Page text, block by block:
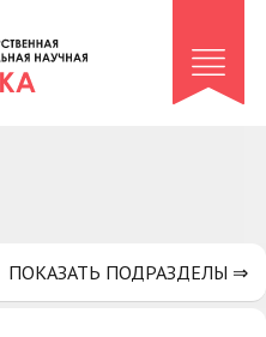
ПОКАЗАТЬ ПОДРАЗДЕЛЫ ⇒